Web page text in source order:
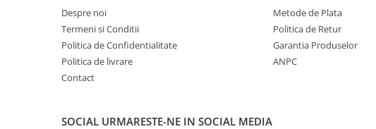
Antioxidanti
Altele-Suplimente alimentare
Promo Ianuarie-Septembrie
Despre noi
Termeni si Conditii
Politica de Confidentialitate
Politica de livrare
Contact
Metode de Plata
Politica de Retur
Garantia Produselor
ANPC
SOCIAL URMARESTE-NE IN SOCIAL MEDIA